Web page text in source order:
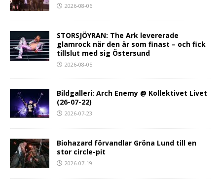
2026-08-06
STORSJÖYRAN: The Ark levererade
glamrock när den är som finast – och fick
tillslut med sig Östersund
2026-08-05
Bildgalleri: Arch Enemy @ Kollektivet Livet
(26-07-22)
2026-07-23
Biohazard förvandlar Gröna Lund till en
stor circle-pit
2026-07-19